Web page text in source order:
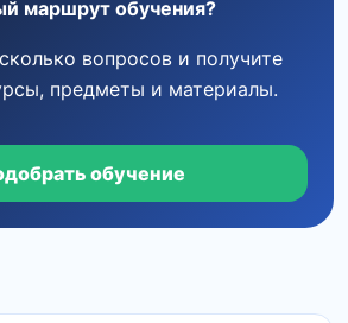
маршрут обучения?
вопросов и получите
предметы и материалы.
обучение